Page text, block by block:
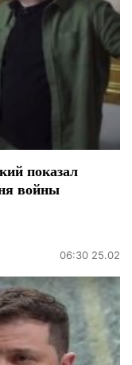
показал
войны
06:30 25.02